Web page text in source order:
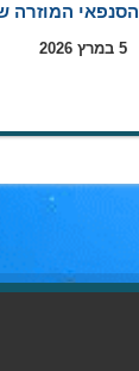
הסנפאי המוזרה
5 במרץ 2026